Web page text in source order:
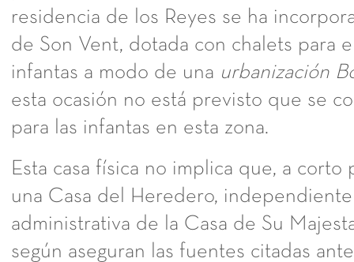
residencia de los Reyes se ha
de Son Vent, dotada con chalets para
infantas a modo de una urbanización
esta ocasión no está previsto que se
para las infantas en esta zona.
Esta casa física no implica que, a corto
una Casa del Heredero,
administrativa de la Casa de Su
según aseguran las fuentes citadas